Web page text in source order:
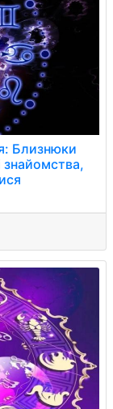
Близнюки
знайомства,